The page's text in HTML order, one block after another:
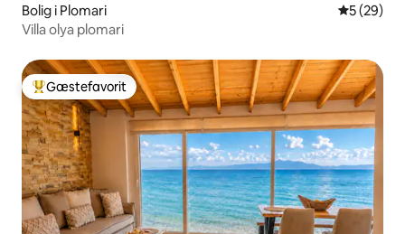
Bolig i Plomari 5 ud af 5 i
5 (29)
Villa olya plomari
Bedste gæstefavorit
Gæstefavorit